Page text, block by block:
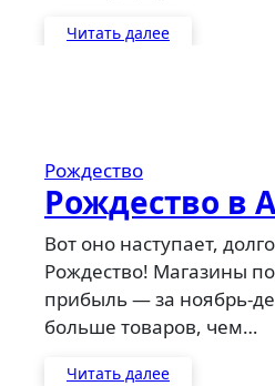
Читать далее
Рождество
Рождество в
Вот оно наступает, долгожданное
Рождество! Магазины
прибыль — за ноябрь-
больше товаров, чем…
Читать далее